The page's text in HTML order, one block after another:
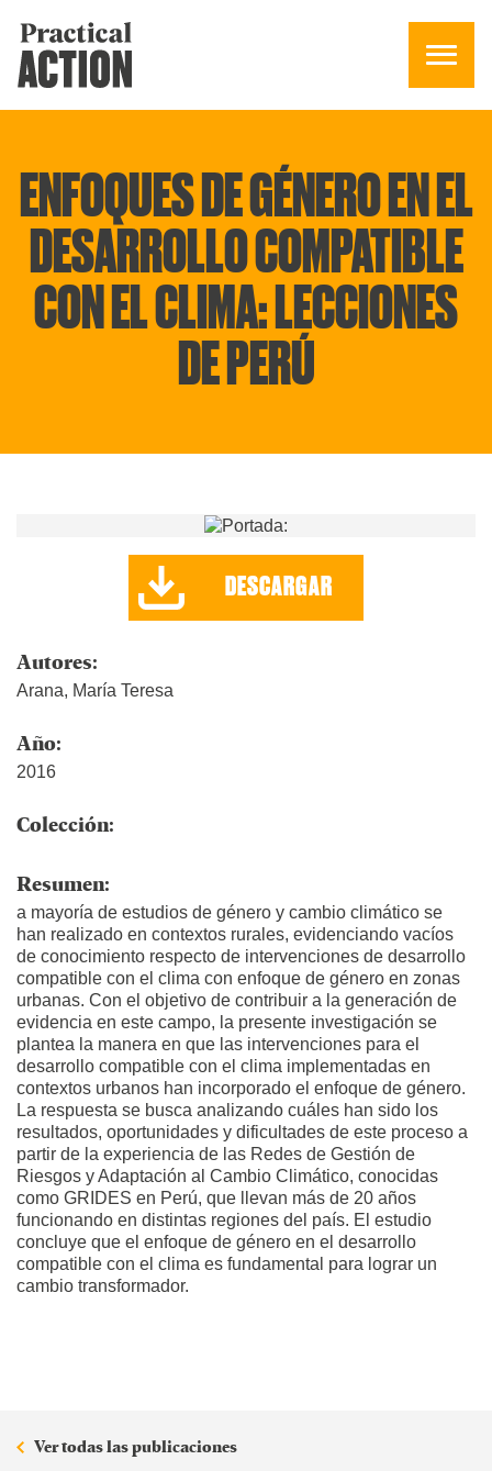
ENFOQUES DE GÉNERO EN EL
DESARROLLO COMPATIBLE
CON EL CLIMA: LECCIONES
DE PERÚ
DESCARGAR
Autores:
Arana, María Teresa
Año:
2016
Colección:
Resumen:
a mayoría de estudios de género y cambio climático se
han realizado en contextos rurales, evidenciando vacíos
de conocimiento respecto de intervenciones de desarrollo
compatible con el clima con enfoque de género en zonas
urbanas. Con el objetivo de contribuir a la generación de
evidencia en este campo, la presente investigación se
plantea la manera en que las intervenciones para el
desarrollo compatible con el clima implementadas en
contextos urbanos han incorporado el enfoque de género.
La respuesta se busca analizando cuáles han sido los
resultados, oportunidades y dificultades de este proceso a
partir de la experiencia de las Redes de Gestión de
Riesgos y Adaptación al Cambio Climático, conocidas
como GRIDES en Perú, que llevan más de 20 años
funcionando en distintas regiones del país. El estudio
concluye que el enfoque de género en el desarrollo
compatible con el clima es fundamental para lograr un
cambio transformador.
Ver todas las publicaciones